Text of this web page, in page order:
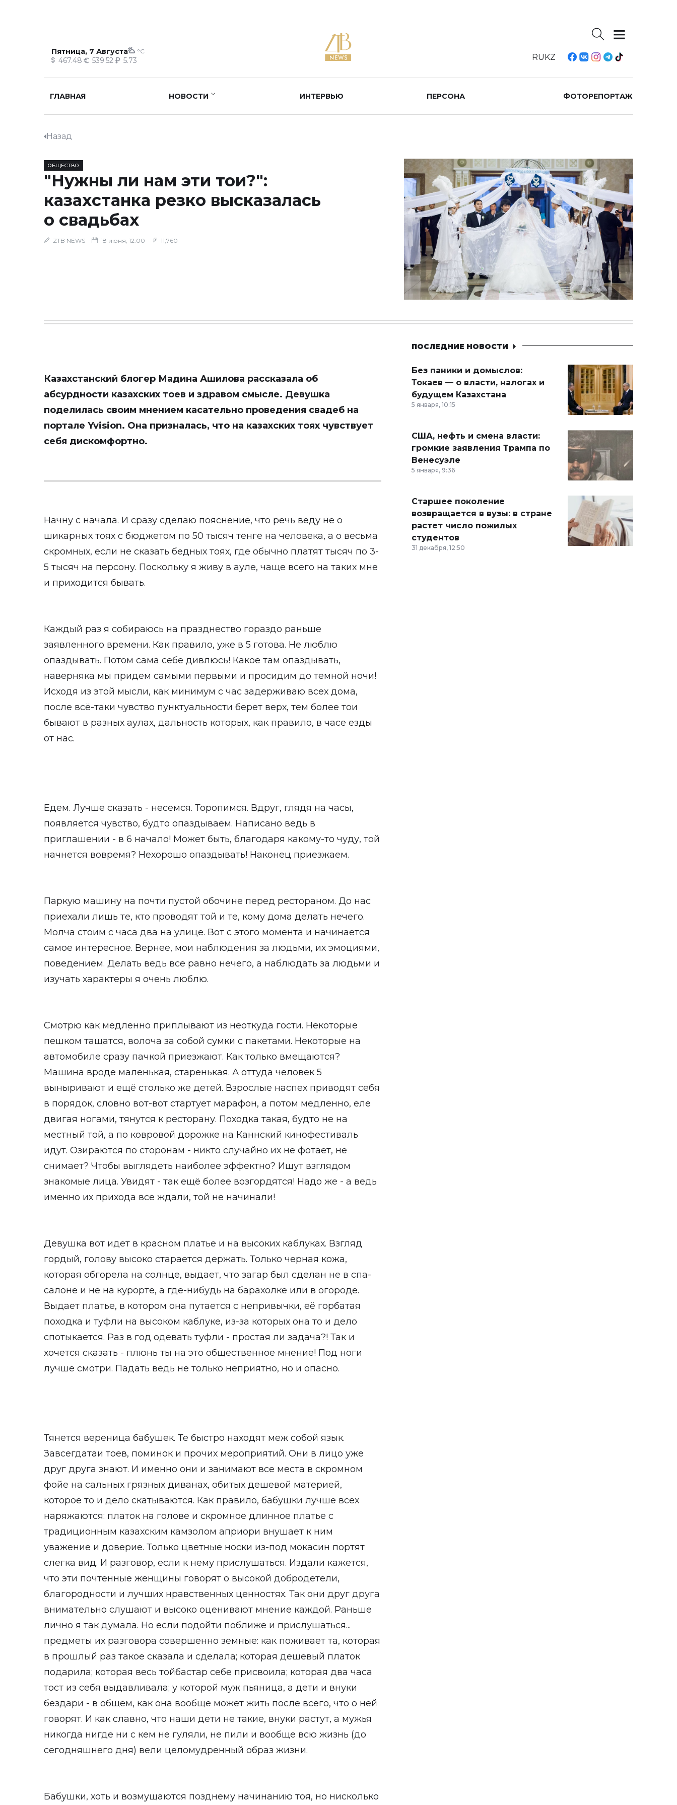
Пятница, 7 Августа °C
467.48 539.52 5.73 RUKZ
ГЛАВНАЯ НОВОСТИ ИНТЕРВЬЮ ПЕРСОНА ФОТОРЕПОРТАЖ
Назад
ОБЩЕСТВО
"Нужны ли нам эти тои?":
казахстанка резко высказалась
о свадьбах
ZTB NEWS 18 июня, 12:00 11,760
Казахстанский блогер Мадина Ашилова рассказала об
абсурдности казахских тоев и здравом смысле. Девушка
поделилась своим мнением касательно проведения свадеб на
портале Yvision. Она призналась, что на казахских тоях чувствует
себя дискомфортно.
Начну с начала. И сразу сделаю пояснение, что речь веду не о
шикарных тоях с бюджетом по 50 тысяч тенге на человека, а о весьма
скромных, если не сказать бедных тоях, где обычно платят тысяч по 3-
5 тысяч на персону. Поскольку я живу в ауле, чаще всего на таких мне
и приходится бывать.
Каждый раз я собираюсь на празднество гораздо раньше
заявленного времени. Как правило, уже в 5 готова. Не люблю
опаздывать. Потом сама себе дивлюсь! Какое там опаздывать,
наверняка мы придем самыми первыми и просидим до темной ночи!
Исходя из этой мысли, как минимум с час задерживаю всех дома,
после всё-таки чувство пунктуальности берет верх, тем более тои
бывают в разных аулах, дальность которых, как правило, в часе езды
от нас.
Едем. Лучше сказать - несемся. Торопимся. Вдруг, глядя на часы,
появляется чувство, будто опаздываем. Написано ведь в
приглашении - в 6 начало! Может быть, благодаря какому-то чуду, той
начнется вовремя? Нехорошо опаздывать! Наконец приезжаем.
Паркую машину на почти пустой обочине перед рестораном. До нас
приехали лишь те, кто проводят той и те, кому дома делать нечего.
Молча стоим с часа два на улице. Вот с этого момента и начинается
самое интересное. Вернее, мои наблюдения за людьми, их эмоциями,
поведением. Делать ведь все равно нечего, а наблюдать за людьми и
изучать характеры я очень люблю.
Смотрю как медленно приплывают из неоткуда гости. Некоторые
пешком тащатся, волоча за собой сумки с пакетами. Некоторые на
автомобиле сразу пачкой приезжают. Как только вмещаются?
Машина вроде маленькая, старенькая. А оттуда человек 5
выныривают и ещё столько же детей. Взрослые наспех приводят себя
в порядок, словно вот-вот стартует марафон, а потом медленно, еле
двигая ногами, тянутся к ресторану. Походка такая, будто не на
местный той, а по ковровой дорожке на Каннский кинофестиваль
идут. Озираются по сторонам - никто случайно их не фотает, не
снимает? Чтобы выглядеть наиболее эффектно? Ищут взглядом
знакомые лица. Увидят - так ещё более возгордятся! Надо же - а ведь
именно их прихода все ждали, той не начинали!
Девушка вот идет в красном платье и на высоких каблуках. Взгляд
гордый, голову высоко старается держать. Только черная кожа,
которая обгорела на солнце, выдает, что загар был сделан не в спа-
салоне и не на курорте, а где-нибудь на барахолке или в огороде.
Выдает платье, в котором она путается с непривычки, её горбатая
походка и туфли на высоком каблуке, из-за которых она то и дело
спотыкается. Раз в год одевать туфли - простая ли задача?! Так и
хочется сказать - плюнь ты на это общественное мнение! Под ноги
лучше смотри. Падать ведь не только неприятно, но и опасно.
Тянется вереница бабушек. Те быстро находят меж собой язык.
Завсегдатаи тоев, поминок и прочих мероприятий. Они в лицо уже
друг друга знают. И именно они и занимают все места в скромном
фойе на сальных грязных диванах, обитых дешевой материей,
которое то и дело скатываются. Как правило, бабушки лучше всех
наряжаются: платок на голове и скромное длинное платье с
традиционным казахским камзолом априори внушает к ним
уважение и доверие. Только цветные носки из-под мокасин портят
слегка вид. И разговор, если к нему прислушаться. Издали кажется,
что эти почтенные женщины говорят о высокой добродетели,
благородности и лучших нравственных ценностях. Так они друг друга
внимательно слушают и высоко оценивают мнение каждой. Раньше
лично я так думала. Но если подойти поближе и прислушаться...
предметы их разговора совершенно земные: как поживает та, которая
в прошлый раз такое сказала и сделала; которая дешевый платок
подарила; которая весь тойбастар себе присвоила; которая два часа
тост из себя выдавливала; у которой муж пьяница, а дети и внуки
бездари - в общем, как она вообще может жить после всего, что о ней
говорят. И как славно, что наши дети не такие, внуки растут, а мужья
никогда нигде ни с кем не гуляли, не пили и вообще всю жизнь (до
сегодняшнего дня) вели целомудренный образ жизни.
Бабушки, хоть и возмущаются позднему начинанию тоя, но нисколько
ПОСЛЕДНИЕ НОВОСТИ
Без паники и домыслов:
Токаев — о власти, налогах и
будущем Казахстана
5 января, 10:15
США, нефть и смена власти:
громкие заявления Трампа по
Венесуэле
5 января, 9:36
Старшее поколение
возвращается в вузы: в стране
растет число пожилых
студентов
31 декабря, 12:50